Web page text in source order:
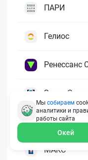
ПАРИ
Гелиос
Ренессанс
Зетта
ГАЙДЕ
МАКС
Мы собираем
аналитики и
работы сайта
Окей